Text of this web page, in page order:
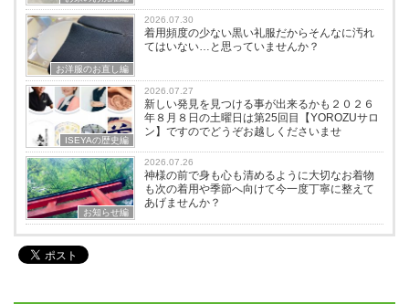
お洋服のお直し編
2026.07.30
着用頻度の少ない黒い礼服だからそんなに汚れ
てはいない…と思っていませんか？
ISEYAの歴史編
2026.07.27
新しい発見を見つける事が出来るかも２０２６
年８月８日の土曜日は第25回目【YOROZUサロ
ン】ですのでどうぞお越しくださいませ
お知らせ編
2026.07.26
神様の前で身も心も清めるように大切なお着物
も次の着用や季節へ向けて今一度丁寧に整えて
あげませんか？